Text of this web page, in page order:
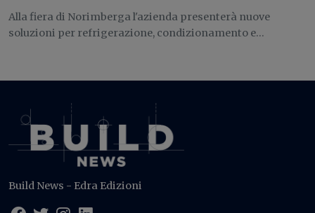
Alla fiera di Norimberga l'azienda presenterà nuove
soluzioni per refrigerazione, condizionamento e...
Build News - Edra Edizioni